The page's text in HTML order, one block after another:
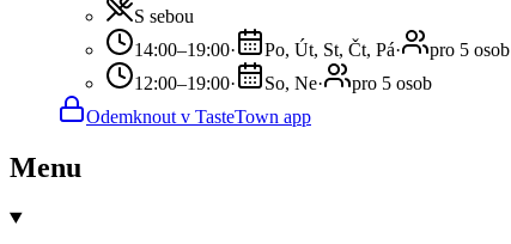
S sebou
14:00–19:00· Po, Út, St, Čt, Pá·
pro 5 osob
12:00–19:00· So, Ne·
pro 5 osob
Odemknout v TasteTown app
Menu